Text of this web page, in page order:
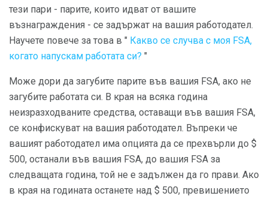
тези пари - парите, които идват от вашите
възнаграждения - се задържат на вашия работодател.
Научете повече за това в " Какво се случва с моя FSA,
когато напускам работата си? "
Може дори да загубите парите във вашия FSA, ако не
загубите работата си. В края на всяка година
неизразходваните средства, оставащи във вашия FSA,
се конфискуват на вашия работодател. Въпреки че
вашият работодател има опцията да се прехвърли до $
500, останали във вашия FSA, до вашия FSA за
следващата година, той не е задължен да го прави. Ако
в края на годината останете над $ 500, превишението